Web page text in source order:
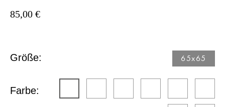
85,00 €
Größe: 65x65
Farbe: